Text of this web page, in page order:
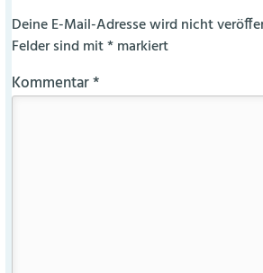
Deine E-Mail-Adresse wird nicht
Felder sind mit*markiert
Kommentar*